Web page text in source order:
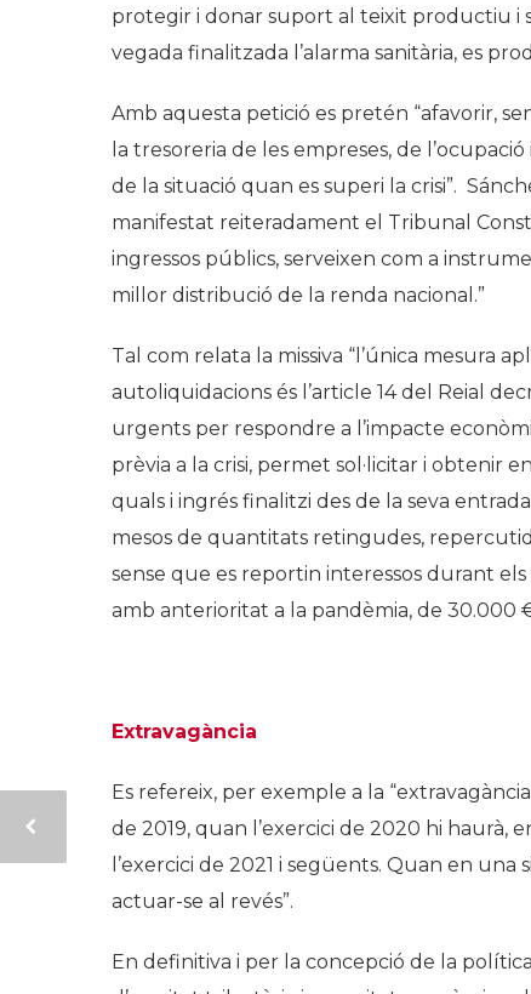
protegir i donar suport al teixit productiu i
vegada finalitzada l’alarma sanitària, es
Amb aquesta petició es pretén “afavorir,
la tresoreria de les empreses, de
de la situació quan es superi la crisi”.
manifestat reiteradament el Tribunal
ingressos públics, serveixen com a
millor distribució de la renda nacional.”
Tal com relata la missiva “l’única mesura
autoliquidacions és l’article 14 del Reial
urgents per respondre a l’impacte
prèvia a la crisi, permet sol·licitar i obtenir
quals i ingrés finalitzi des de la seva
mesos de quantitats retingudes,
sense que es reportin interessos durant
amb anterioritat a la pandèmia, de 30.000
Extravagància
Es refereix, per exemple a la
de 2019, quan l’exercici de 2020 hi haurà,
l’exercici de 2021 i següents. Quan en
actuar-se al revés”.
En definitiva i per la concepció de la